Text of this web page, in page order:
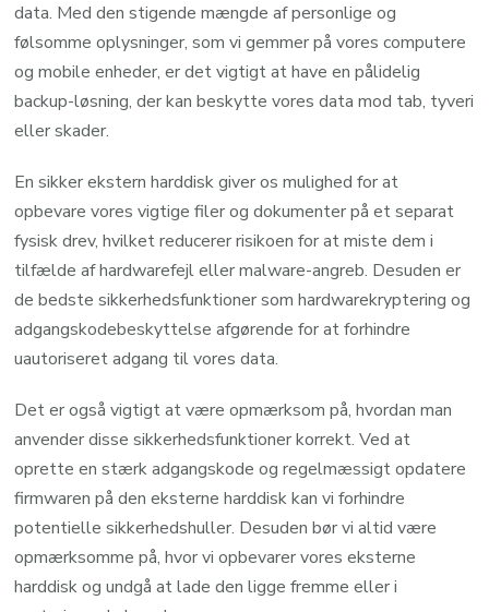
data. Med den stigende mængde af personlige og
følsomme oplysninger, som vi gemmer på vores computere
og mobile enheder, er det vigtigt at have en pålidelig
backup-løsning, der kan beskytte vores data mod tab, tyveri
eller skader.
En sikker ekstern harddisk giver os mulighed for at
opbevare vores vigtige filer og dokumenter på et separat
fysisk drev, hvilket reducerer risikoen for at miste dem i
tilfælde af hardwarefejl eller malware-angreb. Desuden er
de bedste sikkerhedsfunktioner som hardwarekryptering og
adgangskodebeskyttelse afgørende for at forhindre
uautoriseret adgang til vores data.
Det er også vigtigt at være opmærksom på, hvordan man
anvender disse sikkerhedsfunktioner korrekt. Ved at
oprette en stærk adgangskode og regelmæssigt opdatere
firmwaren på den eksterne harddisk kan vi forhindre
potentielle sikkerhedshuller. Desuden bør vi altid være
opmærksomme på, hvor vi opbevarer vores eksterne
harddisk og undgå at lade den ligge fremme eller i